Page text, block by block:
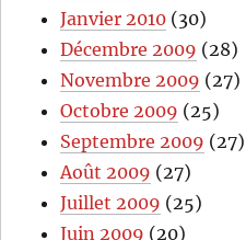
Janvier 2010 (30)
Décembre 2009 (28)
Novembre 2009 (27)
Octobre 2009 (25)
Septembre 2009 (27)
Août 2009 (27)
Juillet 2009 (25)
Juin 2009 (20)